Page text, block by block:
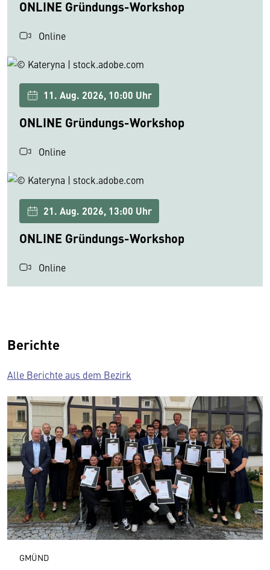
ONLINE Gründungs-Workshop
Online
11. Aug. 2026, 10:00 Uhr
ONLINE Gründungs-Workshop
Online
21. Aug. 2026, 13:00 Uhr
ONLINE Gründungs-Workshop
Online
Berichte
Alle Berichte aus dem Bezirk
GMÜND